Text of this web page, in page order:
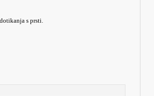
s prsti.